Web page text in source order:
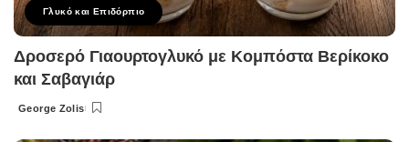
Γλυκό και Επιδόρπιο
Δροσερό Γιαουρτογλυκό με Κομπόστα Βερίκοκο
και Σαβαγιάρ
Posted
George Zolis